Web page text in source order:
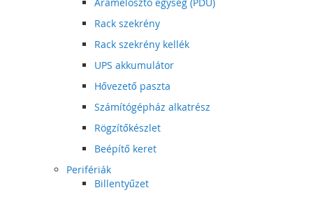
Rack szekrény
Rack szekrény kellék
UPS akkumulátor
Hővezető paszta
Számítógépház alkatrész
Rögzítőkészlet
Beépítő keret
Perifériák
Billentyűzet